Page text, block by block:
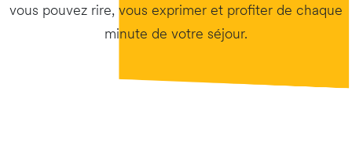
vous pouvez rire, vous exprimer et profiter de chaque
minute de votre séjour.